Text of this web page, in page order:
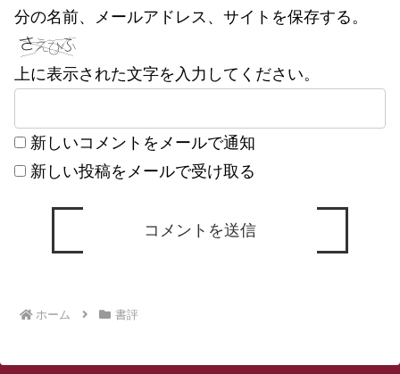
分の名前、メールアドレス、サイトを保存する。
上に表示された文字を入力してください。
新しいコメントをメールで通知
新しい投稿をメールで受け取る
ホーム 書評